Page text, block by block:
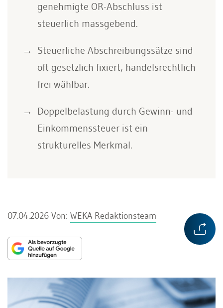
genehmigte OR-Abschluss ist
steuerlich massgebend.
Steuerliche Abschreibungssätze sind
oft gesetzlich fixiert, handelsrechtlich
frei wählbar.
Doppelbelastung durch Gewinn- und
Einkommenssteuer ist ein
strukturelles Merkmal.
07.04.2026 Von: WEKA Redaktionsteam